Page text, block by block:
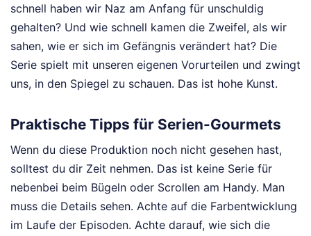
schnell haben wir Naz am Anfang für unschuldig
gehalten? Und wie schnell kamen die Zweifel, als wir
sahen, wie er sich im Gefängnis verändert hat? Die
Serie spielt mit unseren eigenen Vorurteilen und zwingt
uns, in den Spiegel zu schauen. Das ist hohe Kunst.
Praktische Tipps für Serien-Gourmets
Wenn du diese Produktion noch nicht gesehen hast,
solltest du dir Zeit nehmen. Das ist keine Serie für
nebenbei beim Bügeln oder Scrollen am Handy. Man
muss die Details sehen. Achte auf die Farbentwicklung
im Laufe der Episoden. Achte darauf, wie sich die